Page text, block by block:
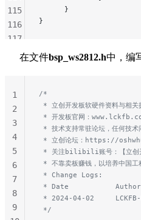
      }
}
115
116
117
118
121
122
123
124
125
126
127
128
129
在文件bsp_ws2812.h中，编
/*
* 立创开发板软硬件资料与相关
* 开发板官网：
* 技术支持常驻论坛，任何技术
* 立创论坛：https://
* 关注bilibili账号：【立创开
* 不靠卖板赚钱，以培养中国工
* Change Logs:
* Date
* 2024-04-02
*/
1
2
3
4
5
6
7
8
9